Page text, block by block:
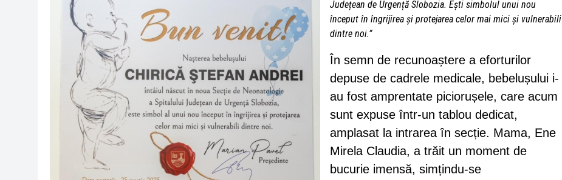
Județean de Urgență Slobozia. Ești simbolul unui nou
început în îngrijirea și protejarea celor mai mici și vulnerabili
dintre noi.”
În semn de recunoaștere a eforturilor
depuse de cadrele medicale, bebelușului i-
au fost amprentate piciorușele, care acum
sunt expuse într-un tablou dedicat,
amplasat la intrarea în secție. Mama, Ene
Mirela Claudia, a trăit un moment de
bucurie imensă, simțindu-se